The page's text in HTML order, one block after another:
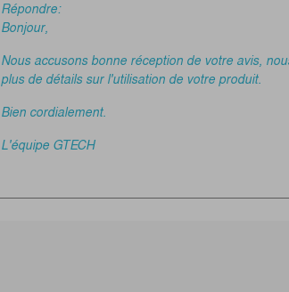
Répondre:
Bonjour,
Nous accusons bonne réception de votre avis,
plus de détails sur l'utilisation de votre produit.
Bien cordialement.
L'équipe GTECH